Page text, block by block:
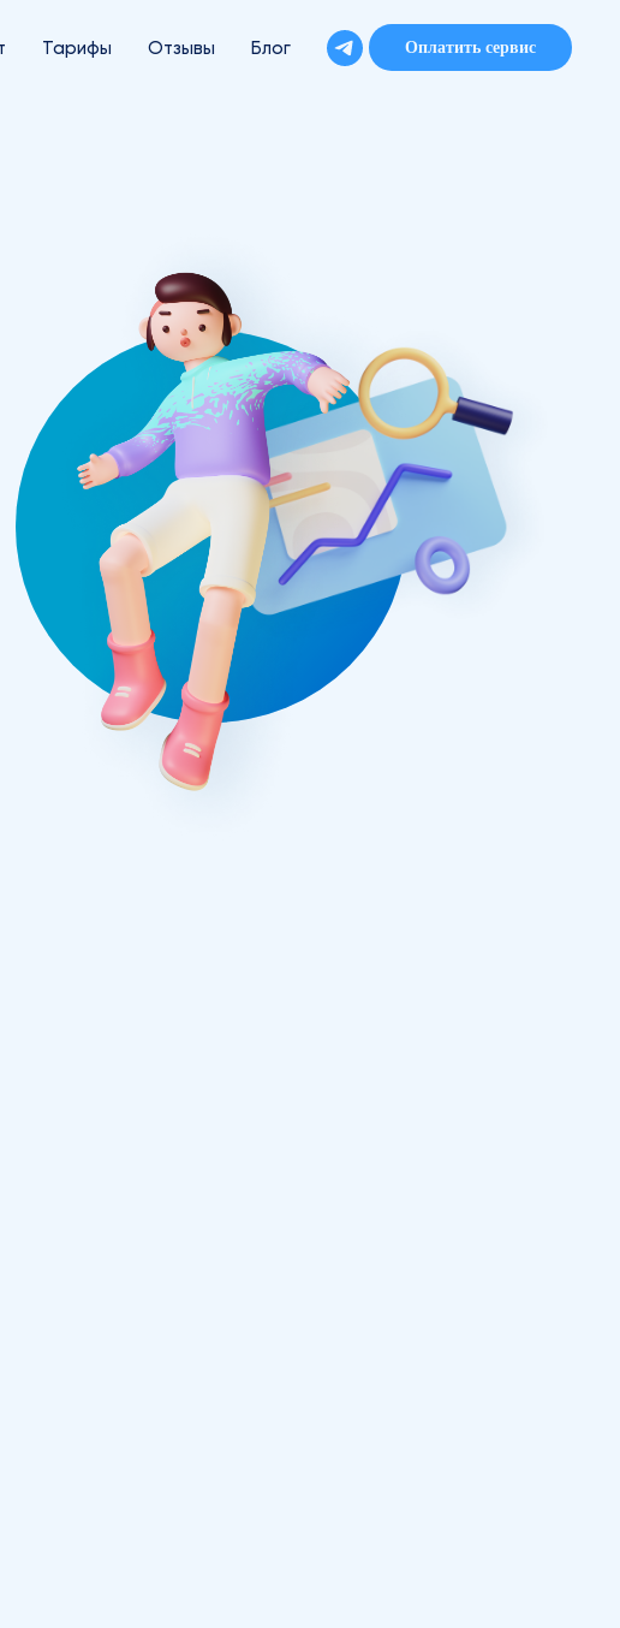
Тарифы Отзывы Вход / регистрация
Тарифы Отзывы Блог Оплатить сервис